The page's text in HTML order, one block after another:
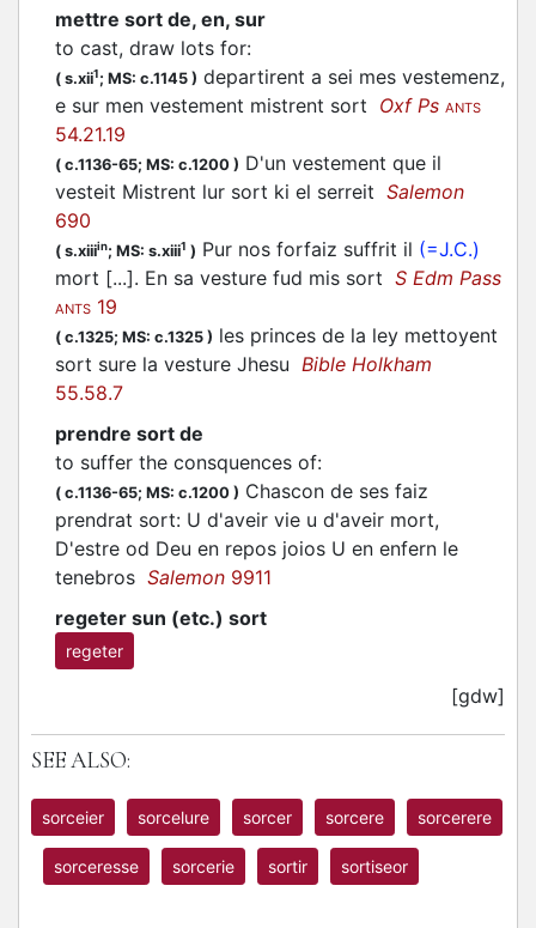
mettre sort de, en, sur
to cast, draw lots for:
( s.xii1; MS: c.1145 ) departirent a sei mes vestemenz,
e sur men vestement mistrent sort Oxf Ps ANTS
54.21.19
( c.1136-65; MS: c.1200 ) D'un vestement que il
vesteit Mistrent lur sort ki el serreit Salemon
690
( s.xiiiin; MS: s.xiii1 ) Pur nos forfaiz suffrit il (=J.C.)
mort [...]. En sa vesture fud mis sort S Edm Pass
ANTS 19
( c.1325; MS: c.1325 ) les princes de la ley mettoyent
sort sure la vesture Jhesu Bible Holkham
55.58.7
prendre sort de
to suffer the consquences of:
( c.1136-65; MS: c.1200 ) Chascon de ses faiz
prendrat sort: U d'aveir vie u d'aveir mort,
D'estre od Deu en repos joios U en enfern le
tenebros Salemon 9911
regeter sun (etc.) sort
regeter
[gdw]
SEE ALSO:
sorceier sorcelure sorcer sorcere sorcerere
sorceresse sorcerie sortir sortiseor